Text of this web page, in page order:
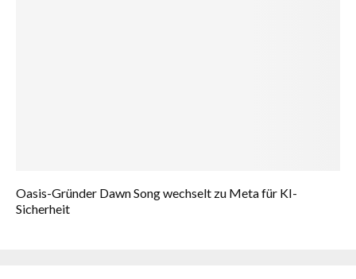
Oasis-Gründer Dawn Song wechselt zu Meta für KI-
Sicherheit